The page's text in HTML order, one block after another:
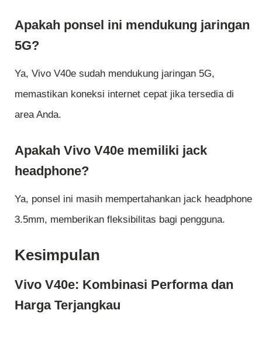
Apakah ponsel ini mendukung jaringan
5G?
Ya, Vivo V40e sudah mendukung jaringan 5G,
memastikan koneksi internet cepat jika tersedia di
area Anda.
Apakah Vivo V40e memiliki jack
headphone?
Ya, ponsel ini masih mempertahankan jack headphone
3.5mm, memberikan fleksibilitas bagi pengguna.
Kesimpulan
Vivo V40e: Kombinasi Performa dan
Harga Terjangkau